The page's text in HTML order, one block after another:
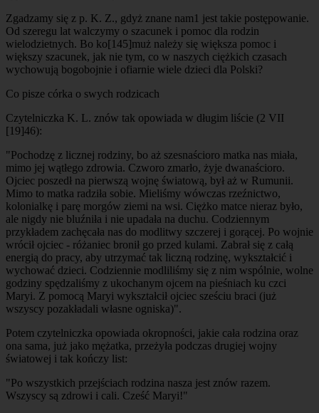
Zgadzamy się z p. K. Z., gdyż znane nam1 jest takie postępowanie.
Od szeregu lat walczymy o szacunek i pomoc dla rodzin
wielodzietnych. Bo ko[145]muż należy się większa pomoc i
większy szacunek, jak nie tym, co w naszych ciężkich czasach
wychowują bogobojnie i ofiarnie wiele dzieci dla Polski?
Co pisze córka o swych rodzicach
Czytelniczka K. L. znów tak opowiada w długim liście (2 VII
[19]46):
"Pochodzę z licznej rodziny, bo aż szesnaścioro matka nas miała,
mimo jej wątłego zdrowia. Czworo zmarło, żyje dwanaścioro.
Ojciec poszedł na pierwszą wojnę światową, był aż w Rumunii.
Mimo to matka radziła sobie. Mieliśmy wówczas rzeźnictwo,
kolonialkę i parę morgów ziemi na wsi. Ciężko matce nieraz było,
ale nigdy nie bluźniła i nie upadała na duchu. Codziennym
przykładem zachęcała nas do modlitwy szczerej i gorącej. Po wojnie
wrócił ojciec - różaniec bronił go przed kulami. Zabrał się z całą
energią do pracy, aby utrzymać tak liczną rodzinę, wykształcić i
wychować dzieci. Codziennie modliliśmy się z nim wspólnie, wolne
godziny spędzaliśmy z ukochanym ojcem na pieśniach ku czci
Maryi. Z pomocą Maryi wykształcił ojciec sześciu braci (już
wszyscy pozakładali własne ogniska)".
Potem czytelniczka opowiada okropności, jakie cała rodzina oraz
ona sama, już jako mężatka, przeżyła podczas drugiej wojny
światowej i tak kończy list:
"Po wszystkich przejściach rodzina nasza jest znów razem.
Wszyscy są zdrowi i cali. Cześć Maryi!"